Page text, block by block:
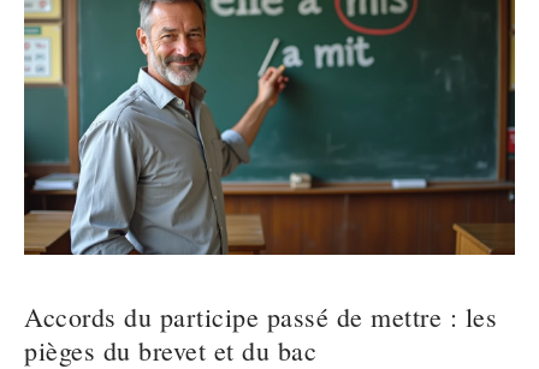
Accords du participe passé de mettre : les
pièges du brevet et du bac